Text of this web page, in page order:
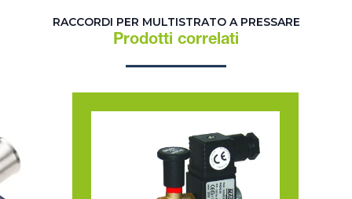
RACCORDI PER MULTISTRATO A PRESSARE
Prodotti correlati